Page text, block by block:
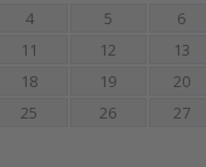
4 5 6
11 12 13
18 19 20
25 26 27